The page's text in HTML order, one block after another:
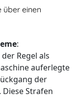
über einen
:
Regel als
auferlegte
der
Strafen